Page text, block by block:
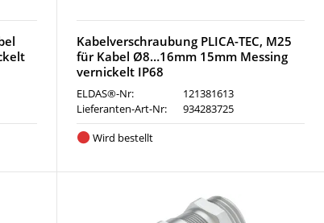
Kabelverschraubung PLICA-TEC, M25
für Kabel Ø8…16mm 15mm Messing
vernickelt IP68
ELDAS®-Nr:
121381613
Lieferanten-Art-Nr:
934283725
Wird bestellt